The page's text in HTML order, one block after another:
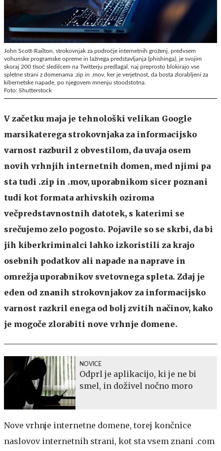
John Scott-Railton, strokovnjak za področje internetnih groženj, predvsem
vohunske programske opreme in lažnega predstavljanja (phishinga), je svojim
skoraj 200 tisoč sledilcem na Twitterju predlagal, naj preprosto blokirajo vse
spletne strani z domenama .zip in .mov, ker je verjetnost, da bosta zlorabljeni za
kibernetske napade, po njegovem mnenju stoodstotna.
Foto: Shutterstock
V začetku maja je tehnološki velikan Google
marsikaterega strokovnjaka za informacijsko
varnost razburil z obvestilom, da uvaja osem
novih vrhnjih internetnih domen, med njimi pa
sta tudi .zip in .mov, uporabnikom sicer poznani
tudi kot formata arhivskih oziroma
večpredstavnostnih datotek, s katerimi se
srečujemo zelo pogosto. Pojavile so se skrbi, da bi
jih kiberkriminalci lahko izkoristili za krajo
osebnih podatkov ali napade na naprave in
omrežja uporabnikov svetovnega spleta. Zdaj je
eden od znanih strokovnjakov za informacijsko
varnost razkril enega od bolj zvitih načinov, kako
je mogoče zlorabiti nove vrhnje domene.
NOVICE
Odprl je aplikacijo, ki je ne bi
smel, in doživel nočno moro
Nove vrhnje internetne domene, torej končnice
naslovov internetnih strani, kot sta vsem znani .com